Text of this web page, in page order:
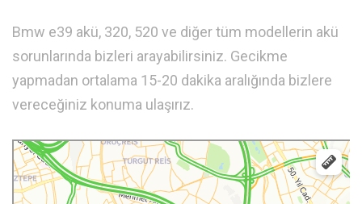
Bmw e39 akü, 320, 520 ve diğer tüm modellerin akü
sorunlarında bizleri arayabilirsiniz. Gecikme
yapmadan ortalama 15-20 dakika aralığında bizlere
vereceğiniz konuma ulaşırız.
Esenler
Canlı Yol Durumu — Yandex.Haritalar